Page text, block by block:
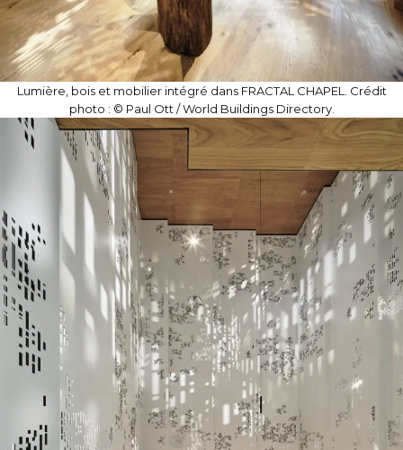
Lumière, bois et mobilier intégré dans FRACTAL CHAPEL. Crédit
photo : © Paul Ott / World Buildings Directory.